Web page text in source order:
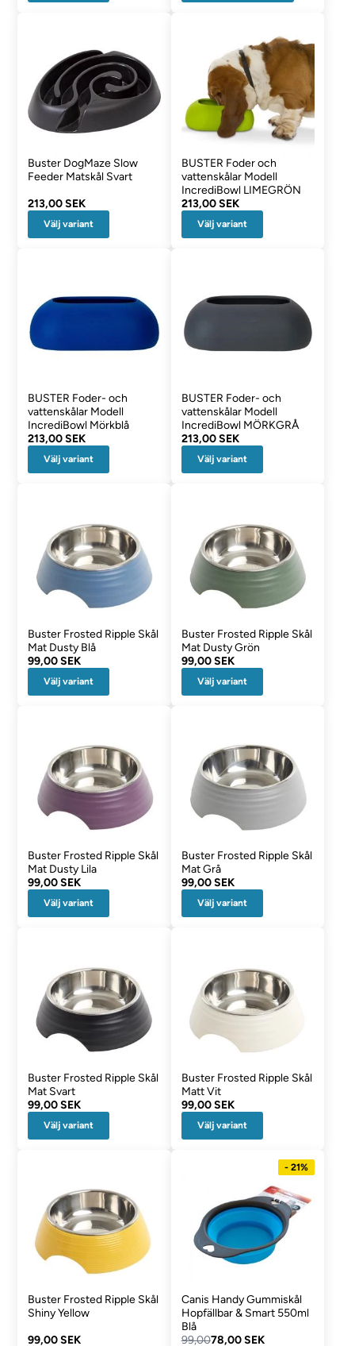
Buster DogMaze Slow
Feeder Matskål Svart
213,00 SEK
Välj variant
BUSTER Foder och
vattenskålar Modell
IncrediBowl LIMEGRÖN
213,00 SEK
Välj variant
BUSTER Foder- och
vattenskålar Modell
IncrediBowl Mörkblå
213,00 SEK
Välj variant
BUSTER Foder- och
vattenskålar Modell
IncrediBowl MÖRKGRÅ
213,00 SEK
Välj variant
Buster Frosted Ripple Skål
Mat Dusty Blå
99,00 SEK
Välj variant
Buster Frosted Ripple Skål
Mat Dusty Grön
99,00 SEK
Välj variant
Buster Frosted Ripple Skål
Mat Dusty Lila
99,00 SEK
Välj variant
Buster Frosted Ripple Skål
Mat Grå
99,00 SEK
Välj variant
Buster Frosted Ripple Skål
Mat Svart
99,00 SEK
Välj variant
Buster Frosted Ripple Skål
Matt Vit
99,00 SEK
Välj variant
Buster Frosted Ripple Skål
Shiny Yellow
99,00 SEK
- 21%
Canis Handy Gummiskål
Hopfällbar & Smart 550ml
Blå
99,0078,00 SEK